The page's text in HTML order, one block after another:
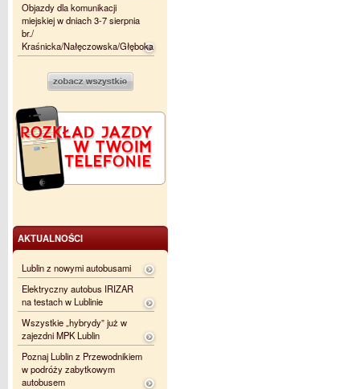
Objazdy dla komunikacji
miejskiej w dniach 3-7 sierpnia
br./
Kraśnicka/Nałęczowska/Głęboka
AKTUALNOŚCI
Lublin z nowymi autobusami
Elektryczny autobus IRIZAR
na testach w Lublinie
Wszystkie „hybrydy” już w
zajezdni MPK Lublin
Poznaj Lublin z Przewodnikiem
w podróży zabytkowym
autobusem